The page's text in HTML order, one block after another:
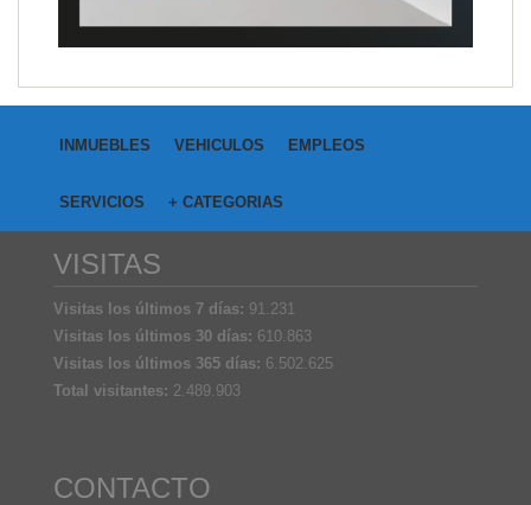
INMUEBLES VEHICULOS EMPLEOS
SERVICIOS + CATEGORIAS
VISITAS
Visitas los últimos 7 días: 91.231
Visitas los últimos 30 días: 610.863
Visitas los últimos 365 días: 6.502.625
Total visitantes: 2.489.903
CONTACTO